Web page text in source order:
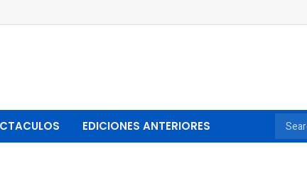
EDICIONES ANTERIORES